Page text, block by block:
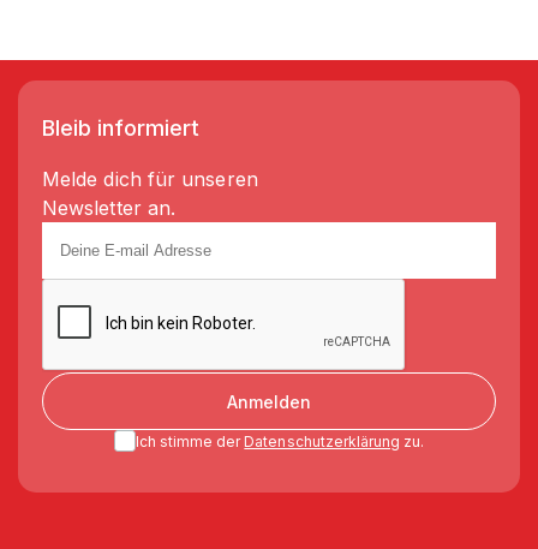
Bleib informiert
Melde dich für unseren
Newsletter an.
Anmelden
Ich stimme der Datenschutzerklärung zu.